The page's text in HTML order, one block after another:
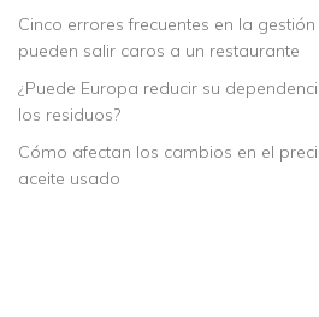
Cinco errores frecuentes en la
pueden salir caros a un restaurante
¿Puede Europa reducir su
los residuos?
Cómo afectan los cambios en el
aceite usado